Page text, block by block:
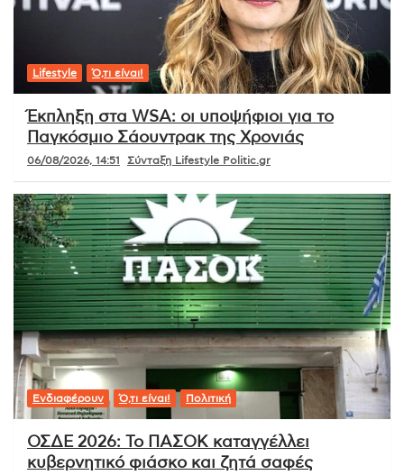
Lifestyle Ό,τι είναι!
Έκπληξη στα WSA: οι υποψήφιοι για το
Παγκόσμιο Σάουντρακ της Χρονιάς
06/08/2026, 14:51 Σύνταξη Lifestyle Politic.gr
Ενδιαφέρουν Ό,τι είναι! Πολιτική
ΟΣΔΕ 2026: Το ΠΑΣΟΚ καταγγέλλει
κυβερνητικό φιάσκο και ζητά σαφές